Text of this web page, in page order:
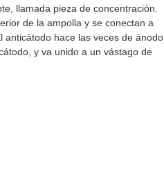
llamada pieza de concentración.
de la ampolla y se conectan a
anticátodo hace las veces de ánodo
y va unido a un vástago de